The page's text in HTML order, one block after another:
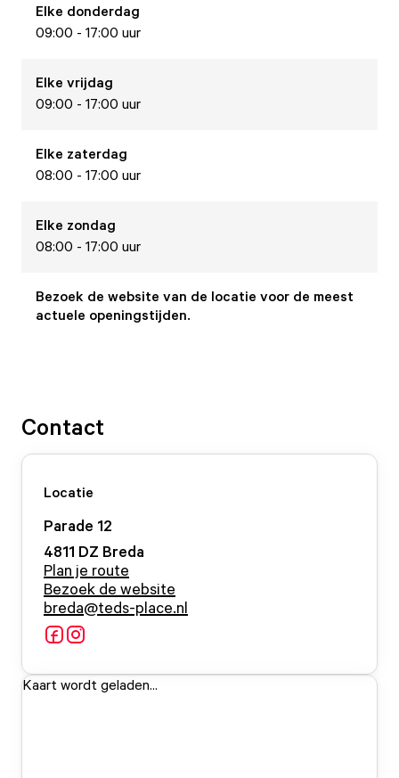
Elke donderdag
09:00 - 17:00 uur
Elke vrijdag
09:00 - 17:00 uur
Elke zaterdag
08:00 - 17:00 uur
Elke zondag
08:00 - 17:00 uur
Bezoek de website van de locatie voor de meest
actuele openingstijden.
Contact
Locatie
Parade 12
4811 DZ Breda
Plan je route
Bezoek de website
breda@teds-place.nl
Kaart wordt geladen...